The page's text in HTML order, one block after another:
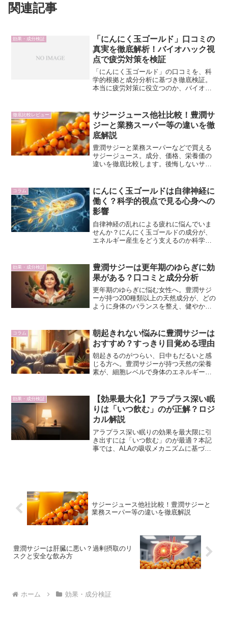
関連記事
効果・成分検証
「にんにく玉ゴールド」口コミの
真実を徹底解析！バイオハック視
点で疲労対策を検証
「にんにく玉ゴールド」の口コミを、科
学的根拠と成分分析に基づき徹底検証。
本当に疲労対策に役立つのか、バイオハ
徹底比較レビュー
サジージュース他社比較！豊潤サ
ジーと業務スーパー等の違いを徹
底解説
豊潤サジーと業務スーパーなどで買える
サジージュース。成分、価格、栄養価の
違いを徹底比較します。後悔しないサジ
コラム
にんにく玉ゴールドは自律神経に
働く？科学的視点で見る心身への
影響
自律神経の乱れによる疲れに悩んでいま
せんか？にんにく玉ゴールドの成分が、
エネルギー産生をどう支えるのか科学的
効果・成分検証
豊潤サジーは更年期のゆらぎに効
果がある？口コミと成分分析
更年期のゆらぎに悩む女性へ。豊潤サジ
ーが持つ200種類以上の天然成分が、どの
ように身体のバランスを整え、健やかな
コラム
朝起きれない悩みに豊潤サジーは
おすすめ？すっきり目覚める理由
朝起きるのがつらい、日中もだるいと感
じる方へ。豊潤サジーが持つ天然の栄養
素が、細胞レベルで身体のエネルギー生
効果・成分検証
【効果最大化】アラプラス深い眠
りは「いつ飲む」のが正解？ロジ
カル解説
アラプラス深い眠りの効果を最大限に引
き出すには「いつ飲む」のが最適？本記
事では、ALAの吸収メカニズムに基づ
サジージュース他社比較！豊潤サジーと
業務スーパー等の違いを徹底解説
豊潤サジーは肝臓に悪い？過剰摂取のリ
スクと安全な飲み方
ホーム 効果・成分検証